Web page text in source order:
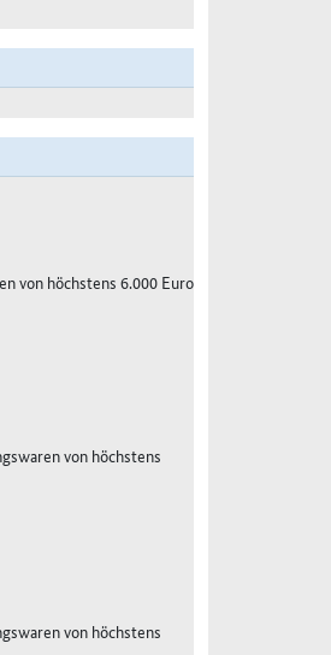
von höchstens 6.000 Euro
von höchstens
von höchstens